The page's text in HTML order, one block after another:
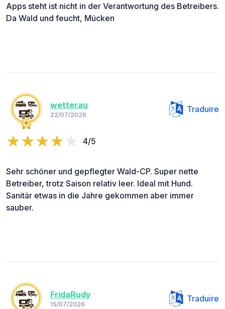
Apps steht ist nicht in der Verantwortung des Betreibers.
Da Wald und feucht, Mücken
wetterau
22/07/2026
Traduire
4/5
Sehr schöner und gepflegter Wald-CP. Super nette
Betreiber, trotz Saison relativ leer. Ideal mit Hund.
Sanitär etwas in die Jahre gekommen aber immer
sauber.
FridaRudy
15/07/2026
Traduire